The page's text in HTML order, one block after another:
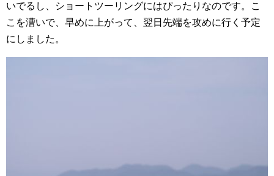
いでるし、ショートツーリングにはぴったりなのです。こ
こを漕いで、早めに上がって、翌日先端を攻めに行く予定
にしました。